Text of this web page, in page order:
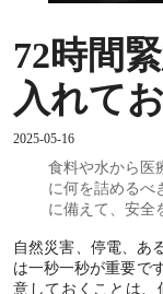
72時間
入れて
2025-05-16
食料や水から医
に何を詰めるべ
に備えて、安全
自然災害、停電、あ
は一秒一秒が重要で
意しておくことは